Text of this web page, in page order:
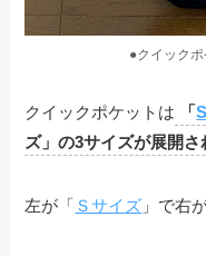
●クイック
クイックポケットは 「
ズ」の3サイズが展開
左が「 Ｓサイズ 」で右